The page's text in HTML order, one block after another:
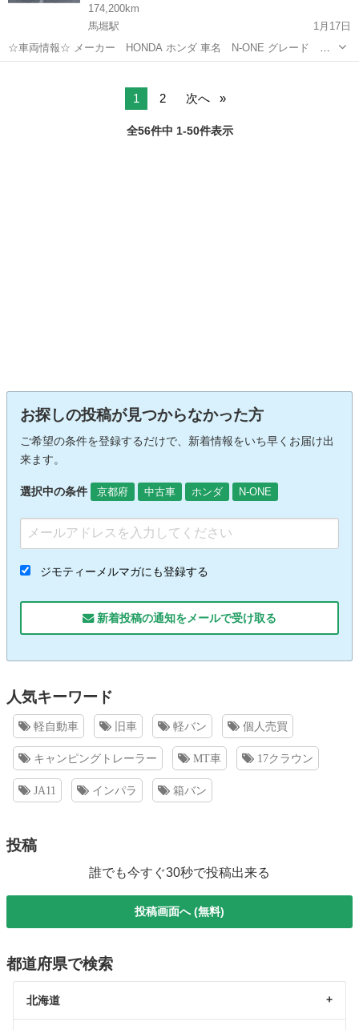
174,200km
馬堀駅
1月17日
☆車両情報☆ メーカー HONDA ホンダ 車名 N-ONE グレード プ
レミアムツアラー 車検 令和6年7月まで 走行距離 174200km 車体
1 2 次へ
全56件中 1-50件表示
お探しの投稿が見つからなかった方
ご希望の条件を登録するだけで、新着情報をいち早くお届け出
来ます。
選択中の条件 京都府 中古車 ホンダ N-ONE
ジモティーメルマガにも登録する
新着投稿の通知をメールで受け取る
人気キーワード
軽自動車 旧車 軽バン 個人売買
キャンピングトレーラー MT車 17クラウン
JA11 インパラ 箱バン
投稿
誰でも今すぐ30秒で投稿出来る
投稿画面へ (無料)
都道府県で検索
北海道